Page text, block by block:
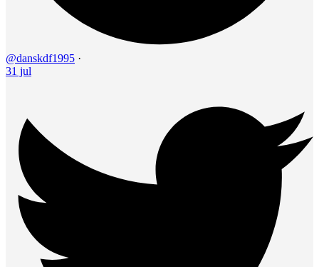
@danskdf1995 ·
31 jul